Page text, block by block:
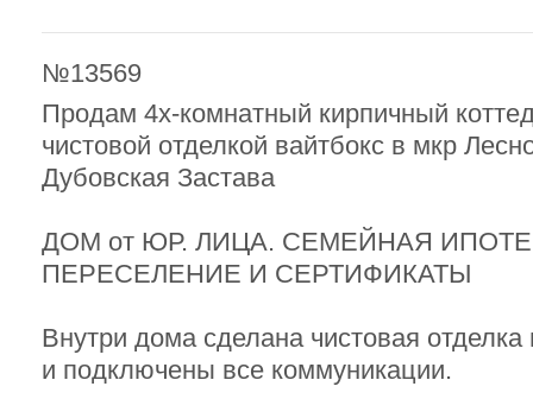
№13569
Продам 4х-комнатный кирпичный
чистовой отделкой вайтбокс в мкр
Дубовская Застава
ДОМ от ЮР. ЛИЦА. СЕМЕЙНАЯ
ПЕРЕСЕЛЕНИЕ И СЕРТИФИКАТЫ
Внутри дома сделана чистовая
и подключены все коммуникации.